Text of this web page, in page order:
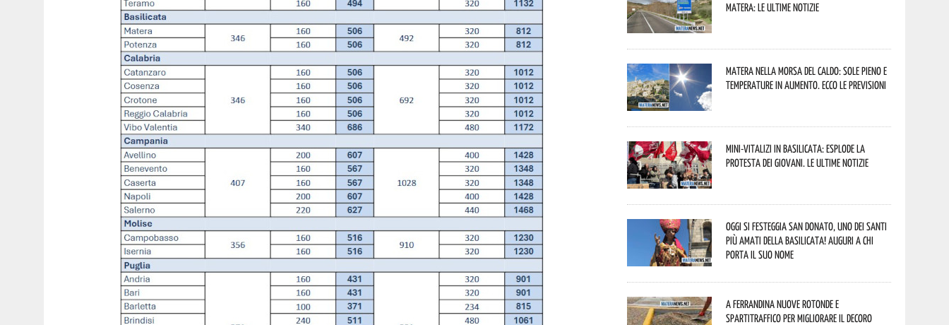
Matera: le ultime notizie
Matera nella morsa del caldo: sole pieno e
temperature in aumento. Ecco le previsioni
Mini-vitalizi in Basilicata: esplode la
protesta dei giovani. Le ultime notizie
Oggi si festeggia San Donato, uno dei Santi
più amati della Basilicata! Auguri a chi
porta il suo nome
A Ferrandina nuove rotonde e
spartitraffico per migliorare il decoro